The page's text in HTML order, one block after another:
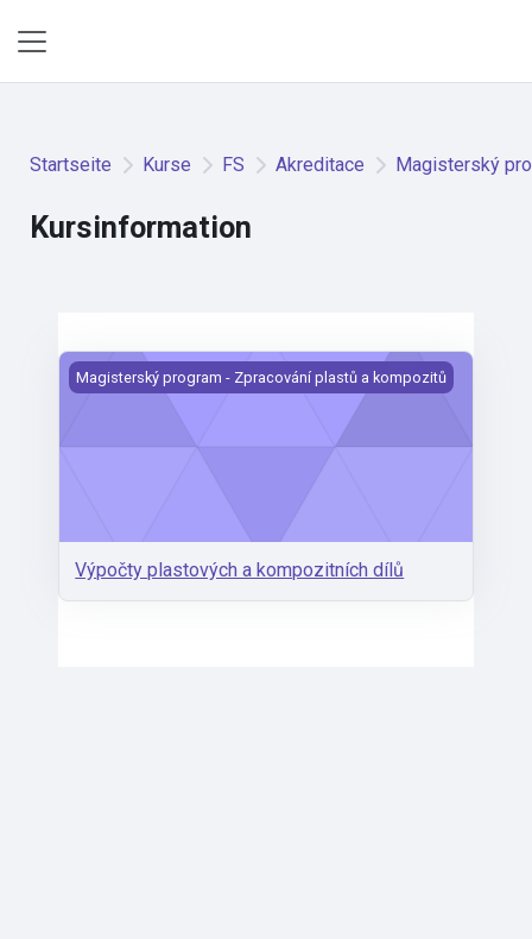
Startseite Kurse FS Akreditace Magisterský
Kursinformation
Výpočty plastových a kompozitních dílů
Magisterský program - Zpracování plastů a kompozitů
Výpočty plastových a kompozitních dílů